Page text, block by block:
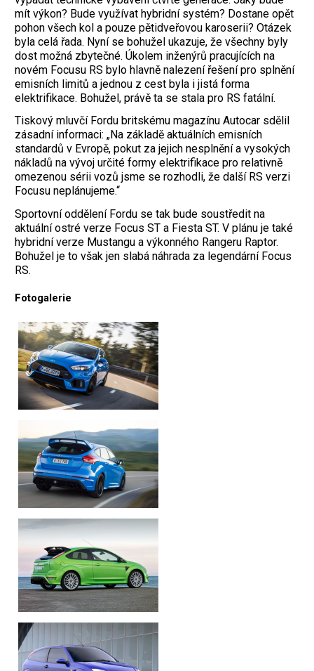
mít výkon? Bude využívat hybridní systém? Dostane opět
pohon všech kol a pouze pětidveřovou karoserii? Otázek
byla celá řada. Nyní se bohužel ukazuje, že všechny byly
dost možná zbytečné. Úkolem inženýrů pracujících na
novém Focusu RS bylo hlavně nalezení řešení pro splnění
emisních limitů a jednou z cest byla i jistá forma
elektrifikace. Bohužel, právě ta se stala pro RS fatální.
Tiskový mluvčí Fordu britskému magazínu Autocar sdělil
zásadní informaci: „Na základě aktuálních emisních
standardů v Evropě, pokut za jejich nesplnění a vysokých
nákladů na vývoj určité formy elektrifikace pro relativně
omezenou sérii vozů jsme se rozhodli, že další RS verzi
Focusu neplánujeme.“
Sportovní oddělení Fordu se tak bude soustředit na
aktuální ostré verze Focus ST a Fiesta ST. V plánu je také
hybridní verze Mustangu a výkonného Rangeru Raptor.
Bohužel je to však jen slabá náhrada za legendární Focus
RS.
Fotogalerie